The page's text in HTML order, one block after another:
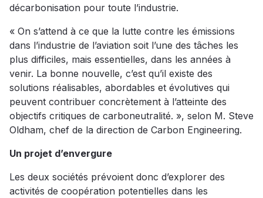
décarbonisation pour toute l’industrie.
« On s’attend à ce que la lutte contre les émissions
dans l’industrie de l’aviation soit l’une des tâches les
plus difficiles, mais essentielles, dans les années à
venir. La bonne nouvelle, c’est qu’il existe des
solutions réalisables, abordables et évolutives qui
peuvent contribuer concrètement à l’atteinte des
objectifs critiques de carboneutralité. », selon M. Steve
Oldham, chef de la direction de Carbon Engineering.
Un projet d’envergure
Les deux sociétés prévoient donc d’explorer des
activités de coopération potentielles dans les